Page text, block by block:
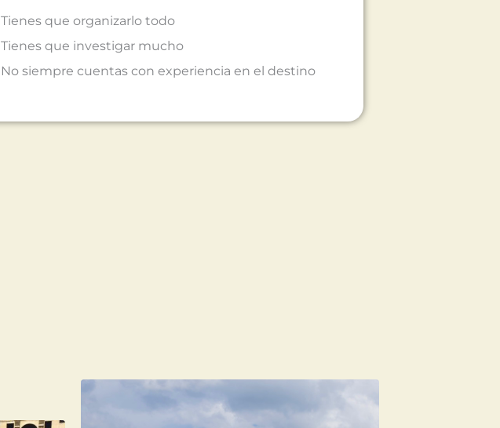
Tienes que organizarlo todo
Tienes que investigar mucho
No siempre cuentas con experiencia en el destino